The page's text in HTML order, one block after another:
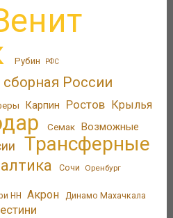
Рубин РФС
сборная России
Карпин Ростов
Крылья
Семак Возможные
Трансферные
Сочи Оренбург
НН Акрон Динамо Махачкала